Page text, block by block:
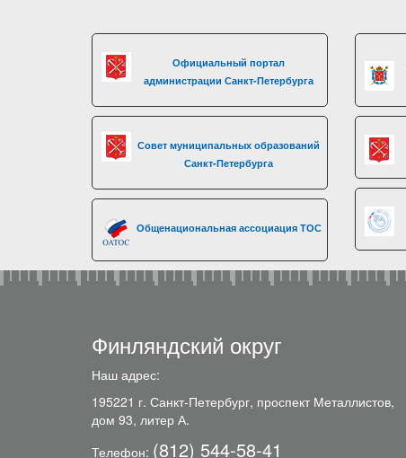
Официальный портал
администрации Санкт-Петербурга
Совет муниципальных образований
Санкт-Петербурга
Общенациональная ассоциация ТОС
Финляндский округ
Наш адрес:
195221 г. Санкт-Петербург, проспект Металлистов,
дом 93, литер А.
Телефон: (812) 544-58-41